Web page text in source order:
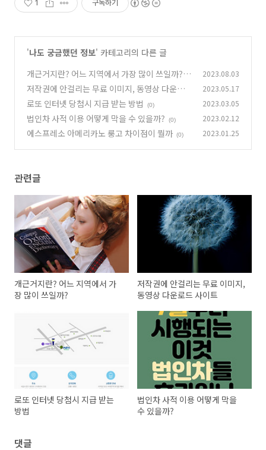
1 구독하기
'나도 궁금했던 정보' 카테고리의 다른 글
개근거지란? 어느 지역에서 가장 많이 쓰일까?
(0)
2023.08.03
저작권에 안걸리는 무료 이미지, 동영상 다운로
드 사이트
(0)
2023.05.17
로또 인터넷 당첨시 지급 받는 방법 (0) 2023.03.05
법인차 사적 이용 어떻게 막을 수 있을까? (0) 2023.02.12
에스프레소 아메리카노 룽고 차이점이 뭘까 (0) 2023.01.25
관련글
개근거지란? 어느 지역에서 가
장 많이 쓰일까?
저작권에 안걸리는 무료 이미지,
동영상 다운로드 사이트
로또 인터넷 당첨시 지급 받는
방법
법인차 사적 이용 어떻게 막을
수 있을까?
댓글